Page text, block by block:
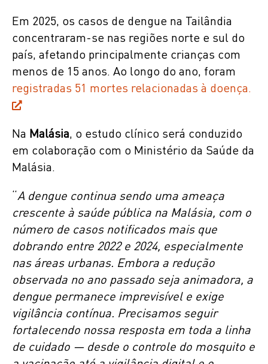
Em 2025, os casos de dengue na Tailândia
concentraram-se nas regiões norte e sul do
país, afetando principalmente crianças com
menos de 15 anos. Ao longo do ano, foram
registradas 51 mortes relacionadas à doença.
Na Malásia, o estudo clínico será conduzido
em colaboração com o Ministério da Saúde da
Malásia.
A dengue continua sendo uma ameaça
crescente à saúde pública na Malásia, com o
número de casos notificados mais que
dobrando entre 2022 e 2024, especialmente
nas áreas urbanas. Embora a redução
observada no ano passado seja animadora, a
dengue permanece imprevisível e exige
vigilância contínua. Precisamos seguir
fortalecendo nossa resposta em toda a linha
de cuidado — desde o controle do mosquito e